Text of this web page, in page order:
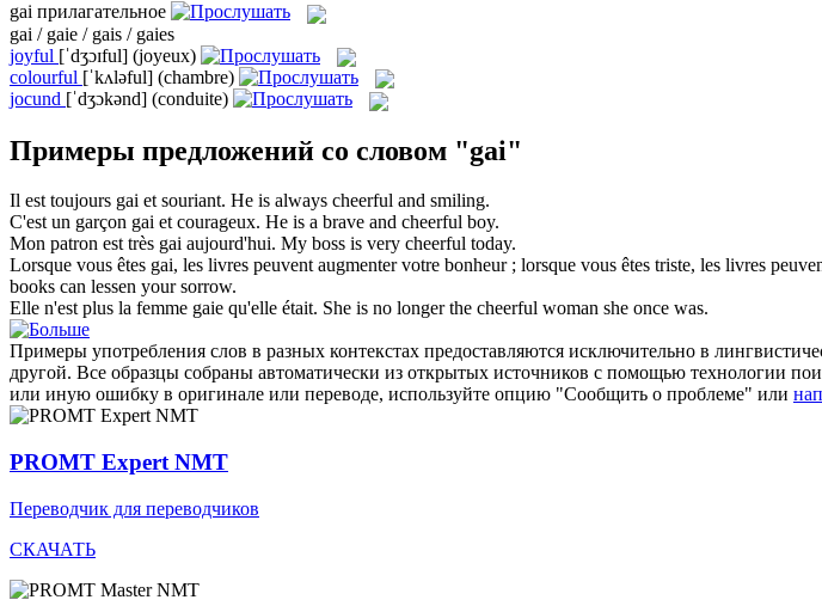
gai прилагательное
gai / gaie / gais / gaies
joyful [ˈdʒɔɪful] (joyeux)
colourful [ˈkʌləful] (chambre)
jocund [ˈdʒɔkənd] (conduite)
Примеры предложений со словом "gai"
Il est toujours gai et souriant. He is always cheerful and smiling.
C'est un garçon gai et courageux. He is a brave and cheerful boy.
Mon patron est très gai aujourd'hui. My boss is very cheerful today.
Lorsque vous êtes gai, les livres peuvent augmenter votre bonheur ; lorsque vous êtes triste, les livres
books can lessen your sorrow.
Elle n'est plus la femme gaie qu'elle était. She is no longer the cheerful woman she once was.
Примеры употребления слов в разных контекстах предоставляются исключительно в
другой. Все образцы собраны автоматически из открытых источников с помощью технологии
или иную ошибку в оригинале или переводе, используйте опцию "Сообщить о проблеме" или
PROMT Expert NMT
Переводчик для переводчиков
СКАЧАТЬ